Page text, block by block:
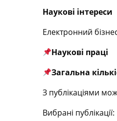
Наукові інтереси
Електронний
Наукові праці
Загальна
З публікаціями
Вибрані публікації: